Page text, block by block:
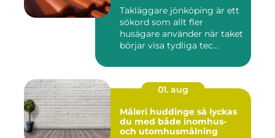
Takläggare jönköping är ett
sökord som allt fler
husägare använder när taket
börjar visa tydliga tec...
01. aug
Måleri huddinge så lyckas
du med både inomhus-
och utomhusmålning